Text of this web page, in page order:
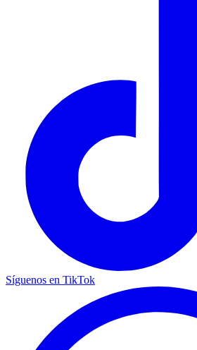
Síguenos en TikTok